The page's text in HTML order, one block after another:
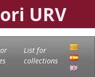
URV
List for
collections